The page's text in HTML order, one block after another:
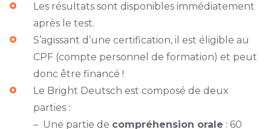
Les résultats sont disponibles immédiatement
après le test.
S’agissant d’une certification, il est éligible au
CPF (compte personnel de formation) et peut
donc être financé !
Le Bright Deutsch est composé de deux
parties :
– Une partie de compréhension orale : 60